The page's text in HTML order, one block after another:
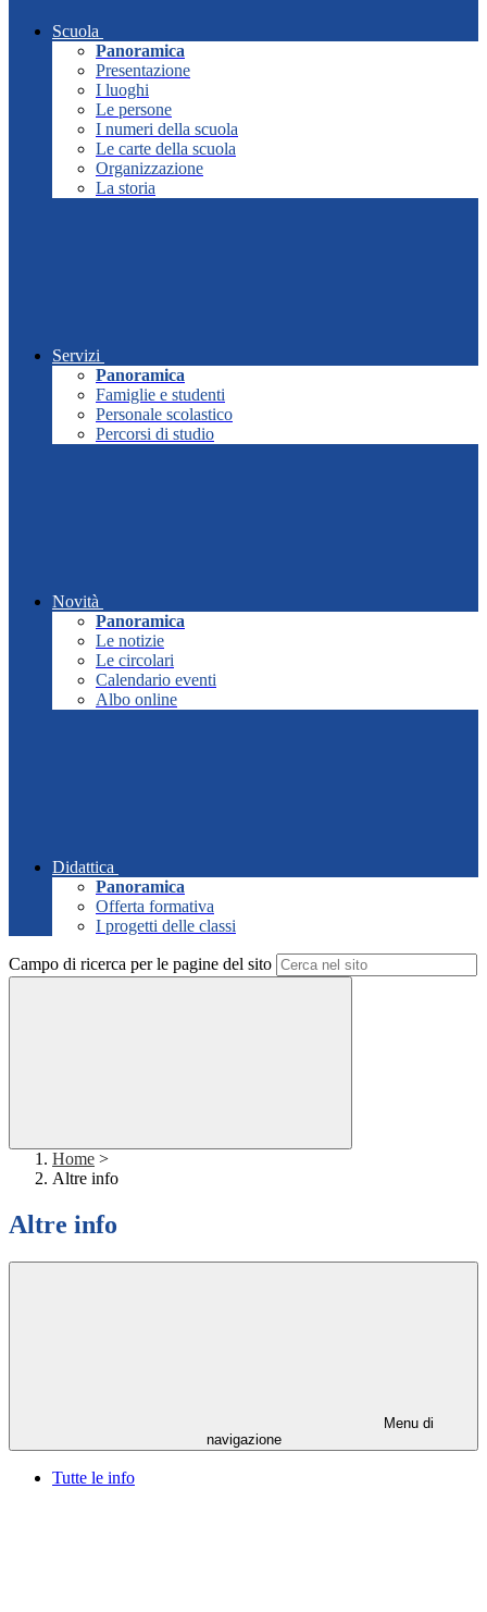
Scuola
Panoramica
Presentazione
I luoghi
Le persone
I numeri della scuola
Le carte della scuola
Organizzazione
La storia
Servizi
Panoramica
Famiglie e studenti
Personale scolastico
Percorsi di studio
Novità
Panoramica
Le notizie
Le circolari
Calendario eventi
Albo online
Didattica
Panoramica
Offerta formativa
I progetti delle classi
Campo di ricerca per le pagine del sito
Home >
Altre info
Altre info
Menu di
navigazione
Tutte le info